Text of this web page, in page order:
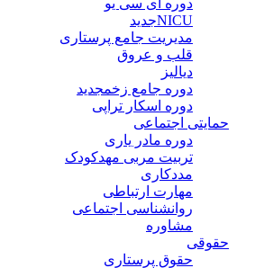
دوره آی سی یو
NICUجدید
مدیریت جامع پرستاری
قلب و عروق
دیالیز
دوره جامع زخمجدید
دوره اسکار تراپی
حمایتی اجتماعی
دوره مادر یاری
تربیت مربی مهدکودک
مددکاری
مهارت ارتباطی
روانشناسی اجتماعی
مشاوره
حقوقی
حقوق پرستاری